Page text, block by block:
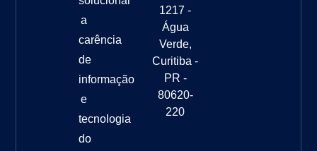
a
carência
de
informação
e
tecnologia
do
1217 -
Água
Verde,
Curitiba -
PR -
80620-
220